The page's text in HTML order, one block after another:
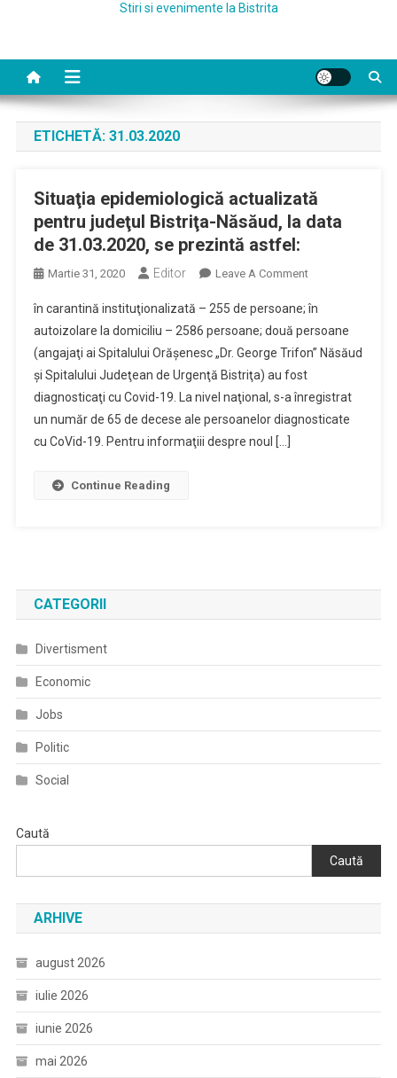
Stiri si evenimente la Bistrita
ETICHETĂ: 31.03.2020
Situaţia epidemiologică actualizată
pentru judeţul Bistriţa-Năsăud, la data
de 31.03.2020, se prezintă astfel:
Martie 31, 2020 Editor Leave A CommentOn
Epidemiologică
Actualizată
Pentru
Judeţul
Bistriţa-
Năsăud,
în carantină instituţionalizată – 255 de persoane; în
autoizolare la domiciliu – 2586 persoane; două persoane
(angajaţi ai Spitalului Orăşenesc „Dr. George Trifon” Năsăud
şi Spitalului Judeţean de Urgenţă Bistriţa) au fost
diagnosticaţi cu Covid-19. La nivel naţional, s-a înregistrat
un număr de 65 de decese ale persoanelor diagnosticate
cu CoVid-19. Pentru informaţiii despre noul […]
Continue Reading
CATEGORII
Divertisment
Economic
Jobs
Politic
Social
Caută
Caută
ARHIVE
august 2026
iulie 2026
iunie 2026
mai 2026